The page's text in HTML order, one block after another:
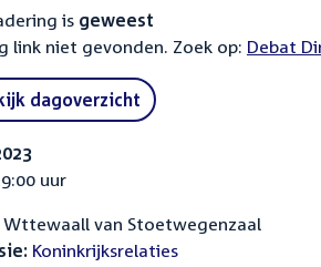
is geweest
link niet gevonden. Zoek op: External
Debat
dagoverzicht
uur
Wttewaall van Stoetwegenzaal
Koninkrijksrelaties